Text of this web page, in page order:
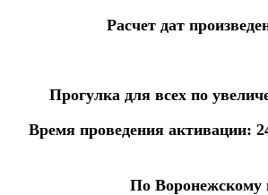
Расчет дат
Прогулка для всех по
Время проведения активации:
По Воронежскому